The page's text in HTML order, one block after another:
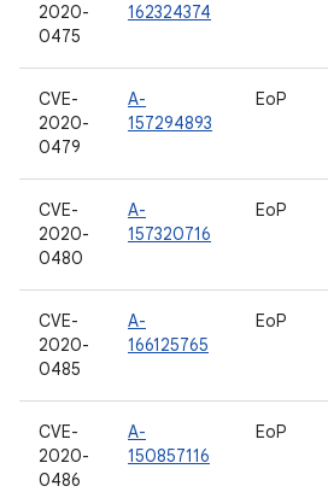
2020-
0475
162324374
CVE-
2020-
0479
A-
157294893
EoP
CVE-
2020-
0480
A-
157320716
EoP
CVE-
2020-
0485
A-
166125765
EoP
CVE-
2020-
0486
A-
150857116
EoP